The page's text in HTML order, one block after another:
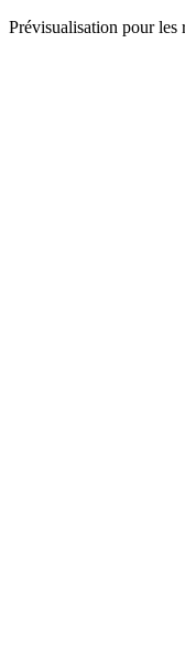
Prévisualisation pour